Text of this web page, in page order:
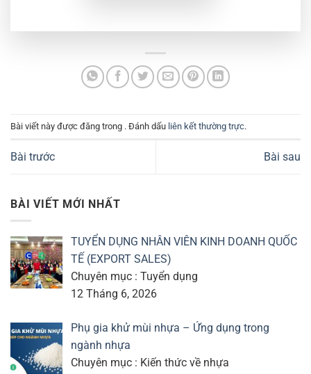
Bài viết này được đăng trong . Đánh dấu liên kết thường trực.
Bài trước Bài sau
BÀI VIẾT MỚI NHẤT
TUYỂN DỤNG NHÂN VIÊN KINH DOANH QUỐC
TẾ (EXPORT SALES)
Chuyên mục : Tuyển dụng
12 Tháng 6, 2026
Phụ gia khử mùi nhựa – Ứng dụng trong
ngành nhựa
Chuyên mục : Kiến thức về nhựa